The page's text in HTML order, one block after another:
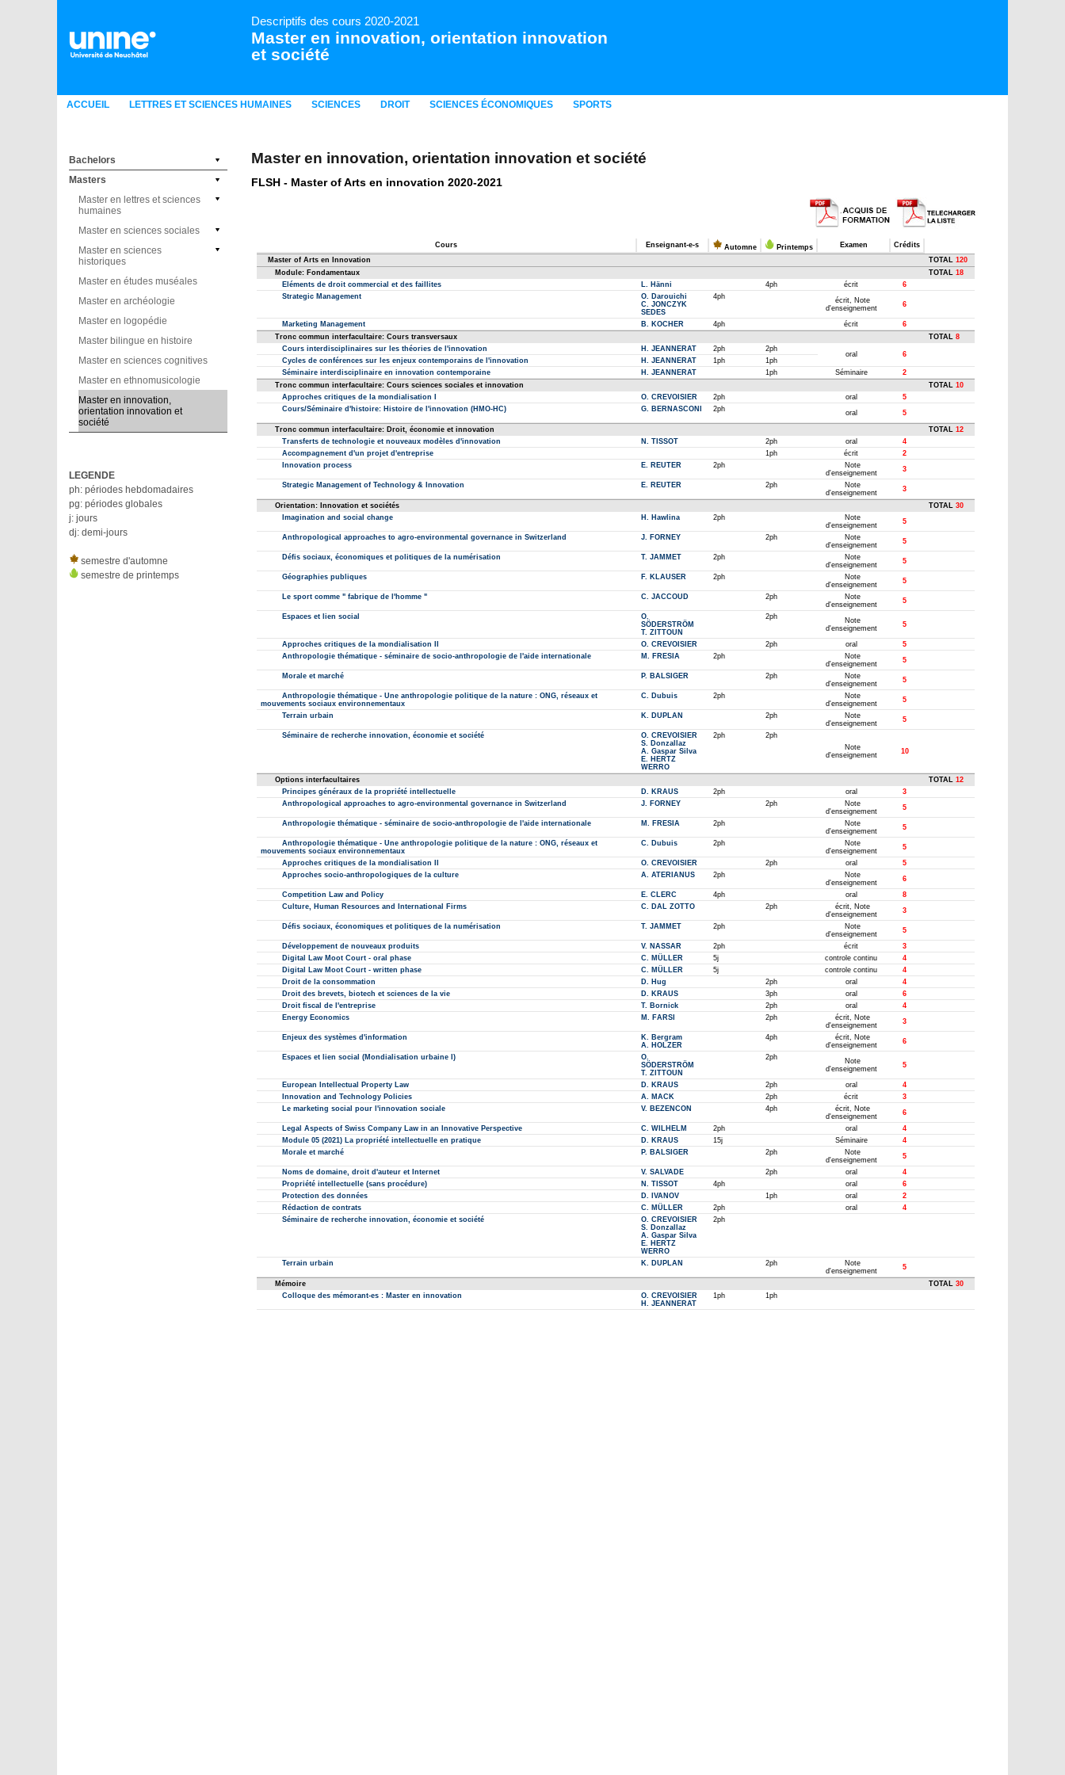
Descriptifs des cours 2020-2021
Master en innovation, orientation innovation
et société
ACCUEIL LETTRES ET SCIENCES HUMAINES SCIENCES DROIT SCIENCES ÉCONOMIQUES SPORTS
Bachelors
Masters
Master en lettres et sciences
humaines
Master en sciences sociales
Master en sciences
historiques
Master en études muséales
Master en archéologie
Master en logopédie
Master bilingue en histoire
Master en sciences cognitives
Master en ethnomusicologie
Master en innovation,
orientation innovation et
société
LEGENDE
ph: périodes hebdomadaires
pg: périodes globales
j: jours
dj: demi-jours
semestre d'automne
semestre de printemps
Master en innovation, orientation innovation et société